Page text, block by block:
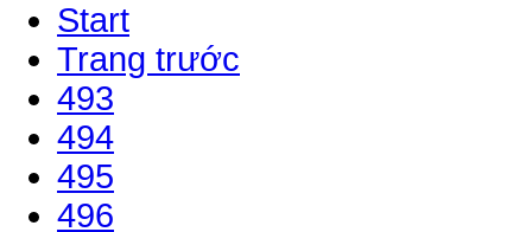
Start
Trang trước
493
494
495
496